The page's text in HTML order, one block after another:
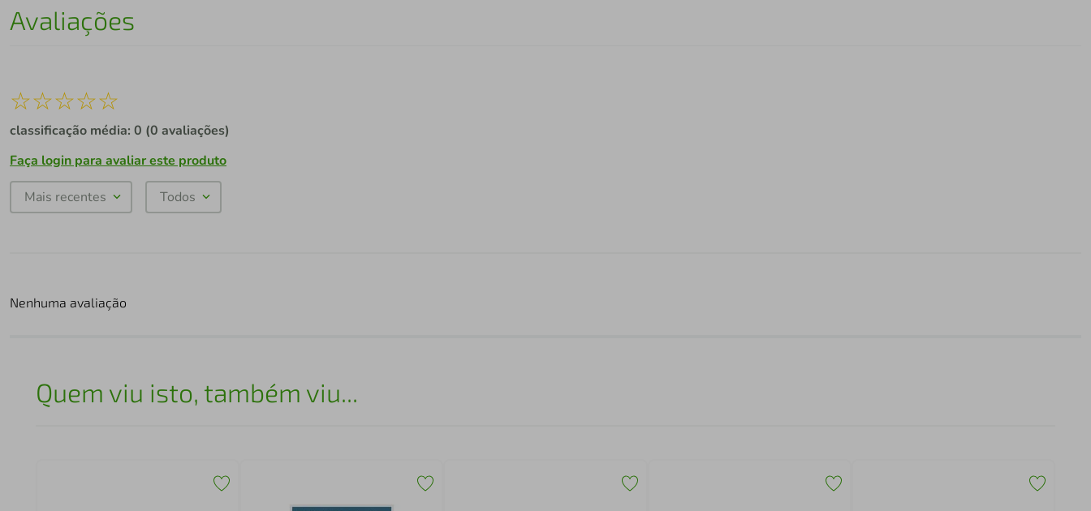
Avaliações
☆☆☆☆☆
classificação média: 0 (0 avaliações)
Faça login para avaliar este produto
Mais recentes Todos
Nenhuma avaliação
Quem viu isto, também viu...